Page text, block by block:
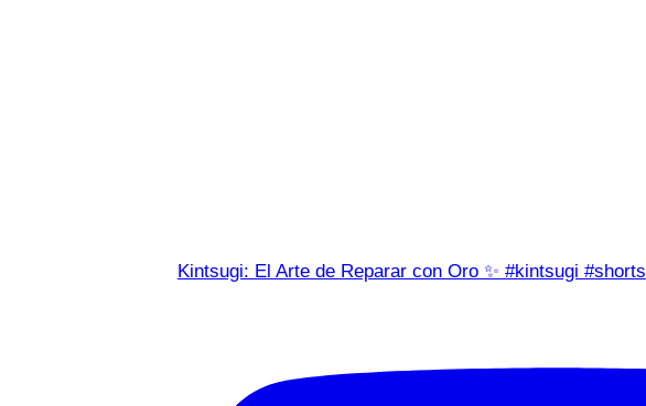
Kintsugi: El Arte de Reparar con Oro ✨ #kintsugi #shorts